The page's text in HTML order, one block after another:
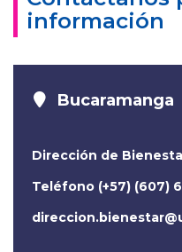
información
Bucaramanga
Dirección de
Teléfono (+57) (607)